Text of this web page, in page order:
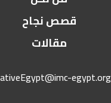
قصص نجاح
مقالات
egypt.org